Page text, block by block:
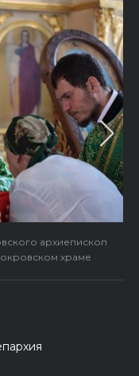
архиепископ
храме